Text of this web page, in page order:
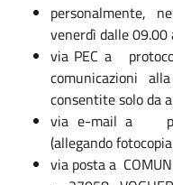
personalmente,
venerdì dalle 09.00
via PEC a
comunicazioni
consentite solo da
via e-mail a
(allegando
via posta a